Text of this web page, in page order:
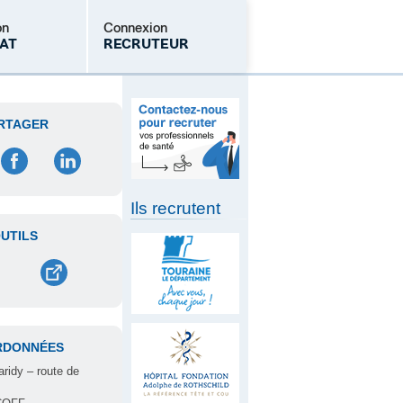
Connexion
RECRUTEUR
Mot de passe oublié
– route de
Ils recrutent